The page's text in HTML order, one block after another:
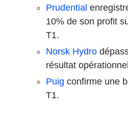
Prudential
10% de son profit
T1.
Norsk Hydro
résultat
Puig confirme une
T1.